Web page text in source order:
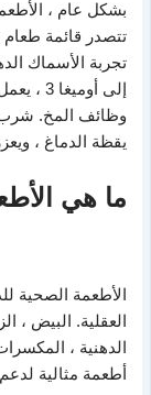
تتصدر قائمة
تجربة الأسماك
إلى
وظائف المخ.
يقظة الدماغ ،
ما هي
الأطعمة الصحية
العقلية. البيض ،
الدهنية ،
أطعمة مثالية